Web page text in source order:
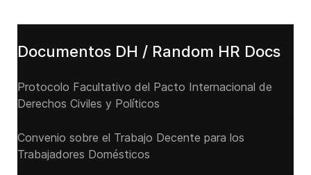
Documentos DH / Random HR Docs
Protocolo Facultativo del Pacto Internacional de
Derechos Civiles y Políticos
Convenio sobre el Trabajo Decente para los
Trabajadores Domésticos